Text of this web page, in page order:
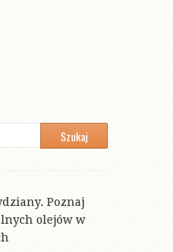
Poznaj
olejów w